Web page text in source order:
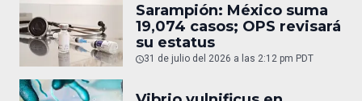
Sarampión: México suma
19,074 casos; OPS revisará
su estatus
31 de julio del 2026 a las 2:12 pm PDT